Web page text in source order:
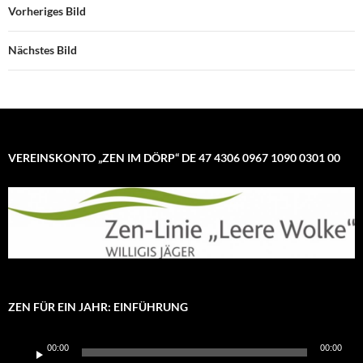
Vorheriges Bild
Nächstes Bild
VEREINSKONTO „ZEN IM DÖRP“ DE 47 4306 0967 1090 0301 00
ZEN FÜR EIN JAHR: EINFÜHRUNG
Player
00:00 00:00